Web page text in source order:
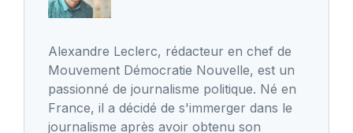
Alexandre Leclerc, rédacteur en chef de
Mouvement Démocratie Nouvelle, est un
passionné de journalisme politique. Né en
France, il a décidé de s'immerger dans le
journalisme après avoir obtenu son